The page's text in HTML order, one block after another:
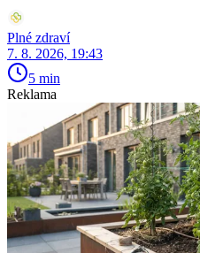
Plné zdraví
7. 8. 2026, 19:43
5 min
Reklama